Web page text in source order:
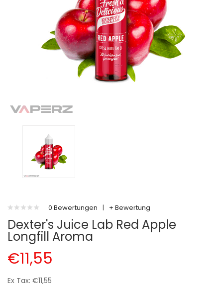
0 Bewertungen | + Bewertung
Dexter's Juice Lab Red Apple
Longfill Aroma
€11,55
Ex Tax: €11,55